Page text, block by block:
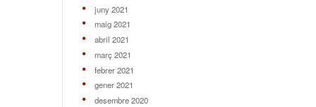
juny 2021
maig 2021
abril 2021
març 2021
febrer 2021
gener 2021
desembre 2020